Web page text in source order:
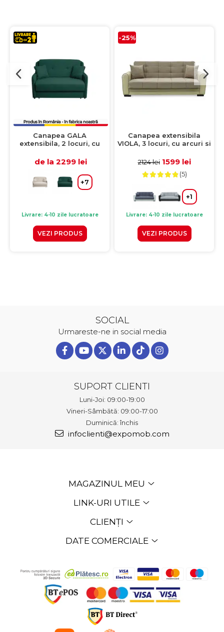
Canapea GALA
extensibila, 2 locuri, cu
verde inchis, 143x98x98
de la 2299 lei
+7
Livrare: 4-10 zile lucratoare
VEZI PRODUS
-25%
Canapea extensibila
VIOLA, 3 locuri, cu arcuri si
crem + maro, 228x85x85
2124 lei 1599 lei
(5)
+1
Livrare: 4-10 zile lucratoare
VEZI PRODUS
SOCIAL
Urmareste-ne in social media
SUPORT CLIENTI
Luni-Joi: 09:00-19:00
Vineri-Sâmbătă: 09:00-17:00
Duminică: închis
infoclienti@expomob.com
MAGAZINUL MEU
LINK-URI UTILE
CLIENȚI
DATE COMERCIALE